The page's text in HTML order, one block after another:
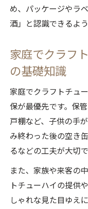
め、パッケージやラ
酒」と認識できるよ
家庭でクラフ
の基礎知識
家庭でクラフトチュ
保が最優先です。保
戸棚など、子供の手
み終わった後の空き
るなどの工夫が大切で
また、家族や来客の
トチューハイの提供
しゃれな見た目ゆえ